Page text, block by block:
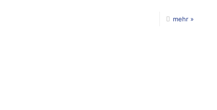
mehr »